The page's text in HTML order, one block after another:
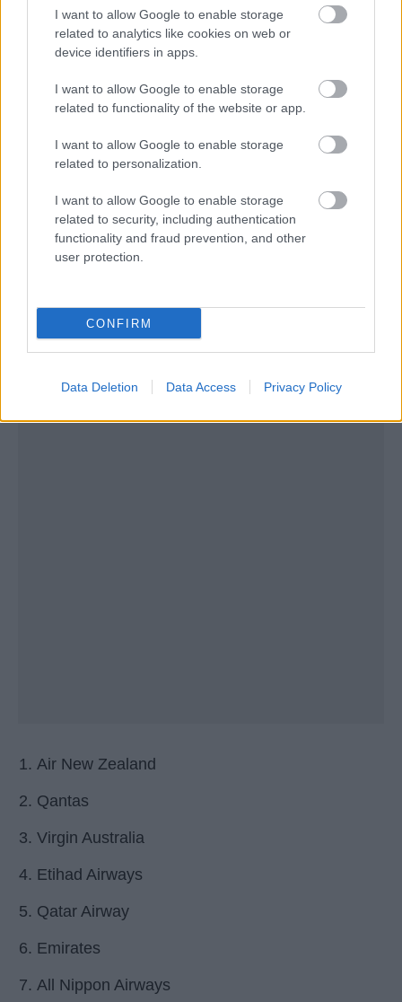
I want to allow Google to enable storage
related to analytics like cookies on web or
device identifiers in apps.
I want to allow Google to enable storage
related to functionality of the website or app.
I want to allow Google to enable storage
related to personalization.
I want to allow Google to enable storage
related to security, including authentication
functionality and fraud prevention, and other
user protection.
CONFIRM
Data Deletion Data Access Privacy Policy
ομάδα αποφάσισε να επεκτείνει τη λίστα από 20 σε
25 αεροπορικές εταιρείες για πρώτη φορά.
αεροπορικών εταιρειών στον κόσμο για το 2024:
Air New Zealand
Qantas
Virgin Australia
Etihad Airways
Qatar Airway
Emirates
All Nippon Airways